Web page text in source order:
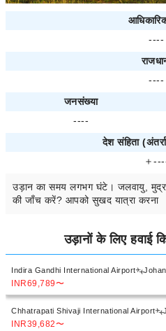
----
----
जनसंख्या
----
देश संहिता
＋
उड़ान का समय लगभग घंटे। जलवायु,
की जाँच करें? आपको सुखद यात्रा करना
उड़ानों के लिए हवाई
Indira Gandhi International Airport
INR69,789〜
Chhatrapati Shivaji International Airport
INR39,682〜